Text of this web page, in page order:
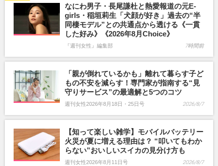
なにわ男子・長尾謙杜と熱愛報道の元E-
girls・稲垣莉生「犬顔が好き」過去の“半
同棲モデル”との共通点から透ける《一貫
した好み》《2026年8月Choice》
『週刊女性』編集部 7時間前
「親が倒れているかも」離れて暮らす子ど
もの不安を減らす！専門家が指南する“見
守りサービス”の最適解と5つのコツ
週刊女性2026年8月18日・25日号 2026/8/7
【知って楽しい雑学】モバイルバッテリー
火災が夏に増える理由は？ “叩いてもわか
らない”おいしいスイカの見分け方も
週刊女性2026年8月11日号 2026/8/7